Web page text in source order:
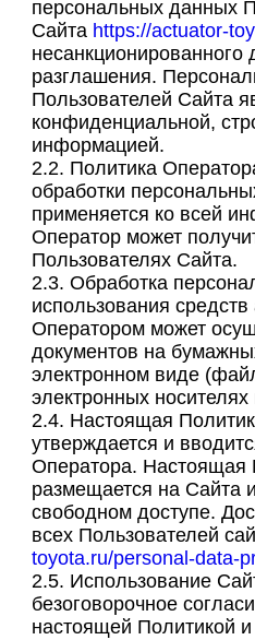
персональных данных
Сайта https://actuator-
несанкционированного
разглашения.
Пользователей Сайта
конфиденциальной,
информацией.
2.2. Политика
обработки
применяется ко всей
Оператор может
Пользователях Сайта.
2.3. Обработка
использования
Оператором может
документов на
электронном виде
электронных
2.4. Настоящая
утверждается и
Оператора. Настоящая
размещается на Сайта
свободном доступе.
всех Пользователей
toyota.ru/personal-data-
2.5. Использование
безоговорочное
настоящей Политикой